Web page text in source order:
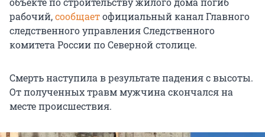
рабочий,сообщаетофициальный канал Главного
следственного управления Следственного
комитета России по Северной столице.
Смерть наступила в результате падения с высоты.
От полученных травм мужчина скончался на
месте происшествия.